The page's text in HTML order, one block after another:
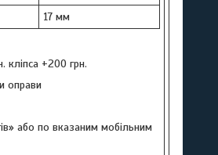
17 мм
кліпса +200 грн.
оправи
або по вказаним мобільним